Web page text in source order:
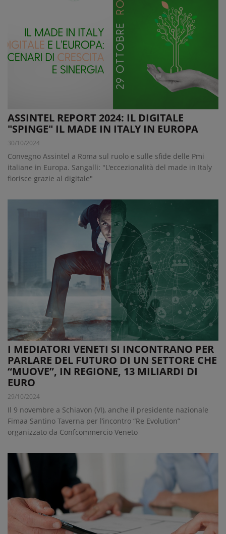
ASSINTEL REPORT 2024: IL DIGITALE
"SPINGE" IL MADE IN ITALY IN EUROPA
30/10/2024
Convegno Assintel a Roma sul ruolo e sulle sfide delle Pmi
italiane in Europa. Sangalli: "L'eccezionalità del made in Italy
fiorisce grazie al digitale"
I MEDIATORI VENETI SI INCONTRANO PER
PARLARE DEL FUTURO DI UN SETTORE CHE
“MUOVE”, IN REGIONE, 13 MILIARDI DI
EURO
29/10/2024
Il 9 novembre a Schiavon (VI), anche il presidente nazionale
Fimaa Santino Taverna per l’incontro “Re Evolution”
organizzato da Confcommercio Veneto